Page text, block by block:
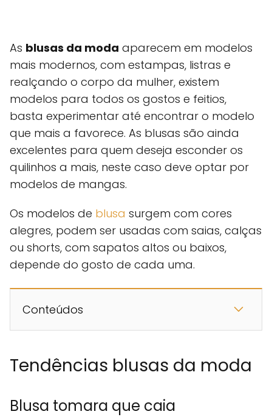
As blusas da moda aparecem em modelos
mais modernos, com estampas, listras e
realçando o corpo da mulher, existem
modelos para todos os gostos e feitios,
basta experimentar até encontrar o modelo
que mais a favorece. As blusas são ainda
excelentes para quem deseja esconder os
quilinhos a mais, neste caso deve optar por
modelos de mangas.
Os modelos de blusa surgem com cores
alegres, podem ser usadas com saias, calças
ou shorts, com sapatos altos ou baixos,
depende do gosto de cada uma.
Conteúdos
Tendências blusas da moda
Blusa tomara que caia